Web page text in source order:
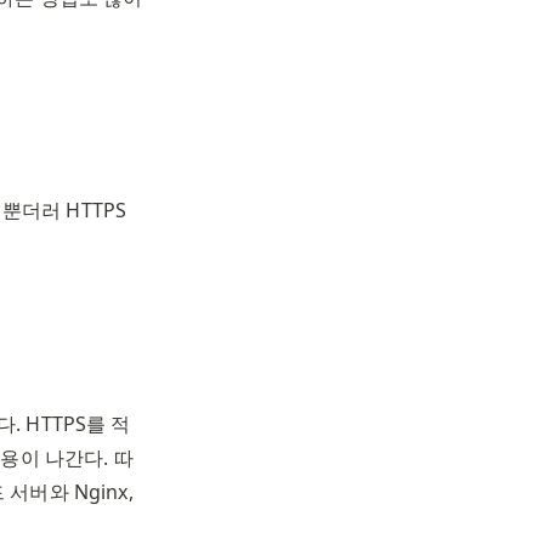
더러 HTTPS
. HTTPS를 적
이 나간다. 따
서버와 Nginx,